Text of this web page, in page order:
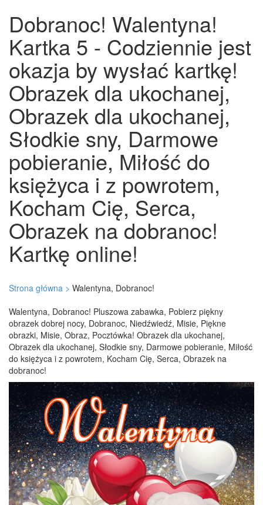
Dobranoc! Walentyna!
Kartka 5 - Codziennie jest
okazja by wysłać kartkę!
Obrazek dla ukochanej,
Obrazek dla ukochanej,
Słodkie sny, Darmowe
pobieranie, Miłość do
księżyca i z powrotem,
Kocham Cię, Serca,
Obrazek na dobranoc!
Kartkę online!
Strona główna > Walentyna, Dobranoc!
Walentyna, Dobranoc! Pluszowa zabawka, Pobierz piękny
obrazek dobrej nocy, Dobranoc, Niedźwiedź, Misie, Piękne
obrazki, Misie, Obraz, Pocztówka! Obrazek dla ukochanej,
Obrazek dla ukochanej, Słodkie sny, Darmowe pobieranie, Miłość
do księżyca i z powrotem, Kocham Cię, Serca, Obrazek na
dobranoc!